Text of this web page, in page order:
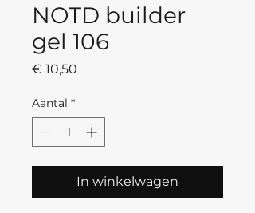
NOTD builder
gel 106
€ 10,50
Aantal *
In winkelwagen